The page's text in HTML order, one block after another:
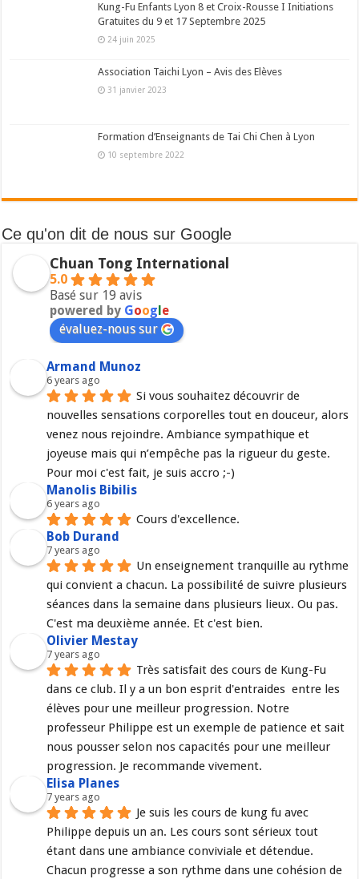
Kung-Fu Enfants Lyon 8 et Croix-Rousse I Initiations
Gratuites du 9 et 17 Septembre 2025
24 juin 2025
Association Taichi Lyon – Avis des Elèves
31 janvier 2023
Formation d’Enseignants de Tai Chi Chen à Lyon
10 septembre 2022
Ce qu'on dit de nous sur Google
Chuan Tong International
5.0
Basé sur 19 avis
powered by Google
évaluez-nous sur
Armand Munoz
6 years ago
Si vous souhaitez découvrir de
nouvelles sensations corporelles tout en douceur, alors
venez nous rejoindre. Ambiance sympathique et
joyeuse mais qui n’empêche pas la rigueur du geste.
Pour moi c'est fait, je suis accro ;-)
Manolis Bibilis
6 years ago
Cours d'excellence.
Bob Durand
7 years ago
Un enseignement tranquille au rythme
qui convient a chacun. La possibilité de suivre plusieurs
séances dans la semaine dans plusieurs lieux. Ou pas.
C'est ma deuxième année. Et c'est bien.
Olivier Mestay
7 years ago
Très satisfait des cours de Kung-Fu
dans ce club. Il y a un bon esprit d'entraides  entre les
élèves pour une meilleur progression. Notre
professeur Philippe est un exemple de patience et sait
nous pousser selon nos capacités pour une meilleur
progression. Je recommande vivement.
Elisa Planes
7 years ago
Je suis les cours de kung fu avec
Philippe depuis un an. Les cours sont sérieux tout
étant dans une ambiance conviviale et détendue.
Chacun progresse a son rythme dans une cohésion de